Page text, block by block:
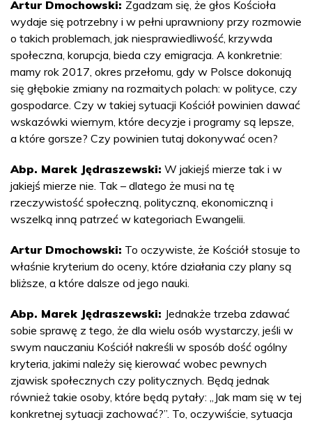
Artur Dmochowski: Zgadzam się, że głos Kościoła
wydaje się potrzebny i w pełni uprawniony przy rozmowie
o takich problemach, jak niesprawiedliwość, krzywda
społeczna, korupcja, bieda czy emigracja. A konkretnie:
mamy rok 2017, okres przełomu, gdy w Polsce dokonują
się głębokie zmiany na rozmaitych polach: w polityce, czy
gospodarce. Czy w takiej sytuacji Kościół powinien dawać
wskazówki wiernym, które decyzje i programy są lepsze,
a które gorsze? Czy powinien tutaj dokonywać ocen?
Abp. Marek Jędraszewski: W jakiejś mierze tak i w
jakiejś mierze nie. Tak – dlatego że musi na tę
rzeczywistość społeczną, polityczną, ekonomiczną i
wszelką inną patrzeć w kategoriach Ewangelii.
Artur Dmochowski: To oczywiste, że Kościół stosuje to
właśnie kryterium do oceny, które działania czy plany są
bliższe, a które dalsze od jego nauki.
Abp. Marek Jędraszewski: Jednakże trzeba zdawać
sobie sprawę z tego, że dla wielu osób wystarczy, jeśli w
swym nauczaniu Kościół nakreśli w sposób dość ogólny
kryteria, jakimi należy się kierować wobec pewnych
zjawisk społecznych czy politycznych. Będą jednak
również takie osoby, które będą pytały: „Jak mam się w tej
konkretnej sytuacji zachować?”. To, oczywiście, sytuacja